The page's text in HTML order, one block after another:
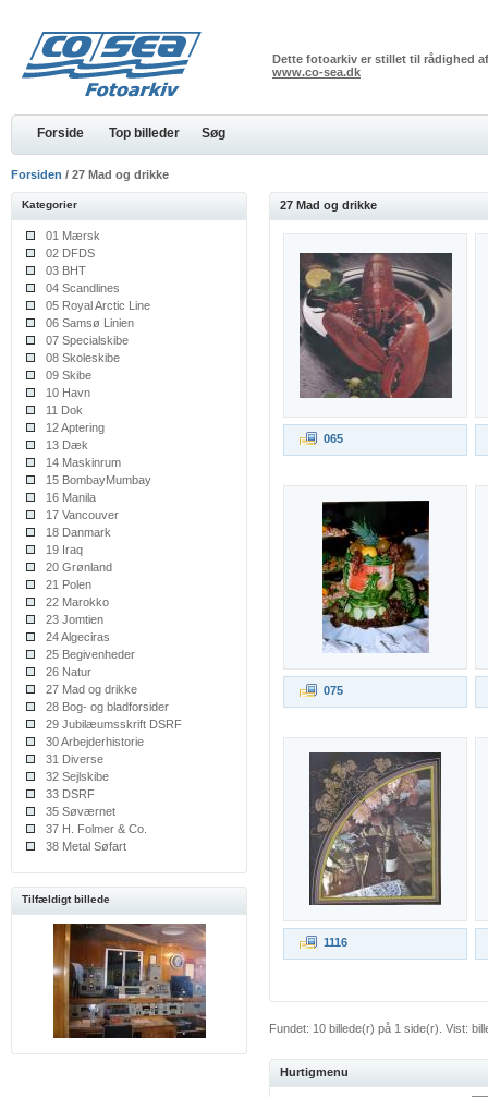
Dette fotoarkiv er stillet til rådighed
www.co-sea.dk
Forside Top billeder Søg
Forsiden / 27 Mad og drikke
Kategorier
01 Mærsk
02 DFDS
03 BHT
04 Scandlines
05 Royal Arctic Line
06 Samsø Linien
07 Specialskibe
08 Skoleskibe
09 Skibe
10 Havn
11 Dok
12 Aptering
13 Dæk
14 Maskinrum
15 BombayMumbay
16 Manila
17 Vancouver
18 Danmark
19 Iraq
20 Grønland
21 Polen
22 Marokko
23 Jomtien
24 Algeciras
25 Begivenheder
26 Natur
27 Mad og drikke
28 Bog- og bladforsider
29 Jubilæumsskrift DSRF
30 Arbejderhistorie
31 Diverse
32 Sejlskibe
33 DSRF
35 Søværnet
37 H. Folmer & Co.
38 Metal Søfart
Tilfældigt billede
27 Mad og drikke
065
075
1116
Fundet: 10 billede(r) på 1 side(r). Vist:
Hurtigmenu